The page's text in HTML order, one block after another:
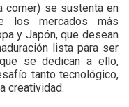
comer) se sustenta en
los mercados más
y Japón, que desean
lista para ser
se dedican a ello,
tanto tecnológico,
creatividad.